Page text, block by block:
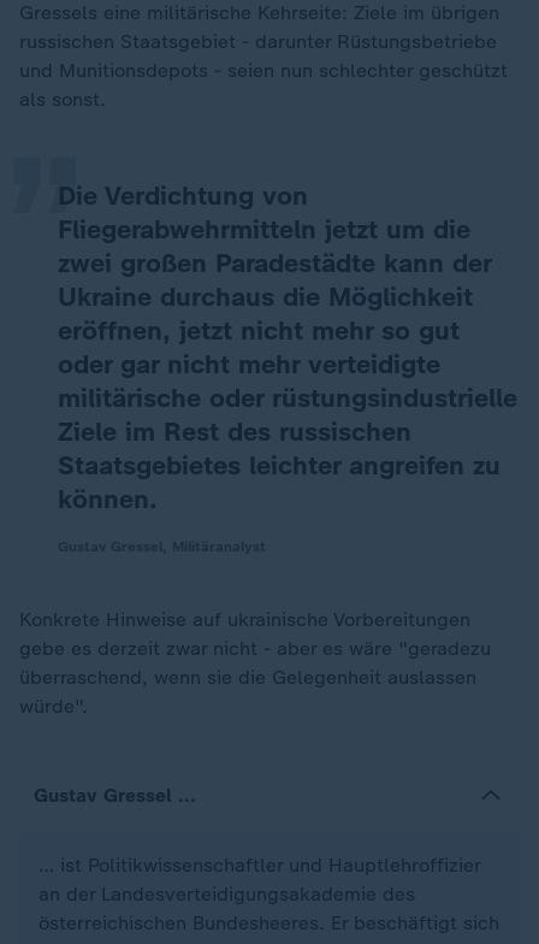
Gressels eine militärische Kehrseite: Ziele im übrigen
russischen Staatsgebiet - darunter Rüstungsbetriebe
und Munitionsdepots - seien nun schlechter geschützt
als sonst.
Die Verdichtung von
Fliegerabwehrmitteln jetzt um die
zwei großen Paradestädte kann der
Ukraine durchaus die Möglichkeit
eröffnen, jetzt nicht mehr so gut
oder gar nicht mehr verteidigte
militärische oder rüstungsindustrielle
Ziele im Rest des russischen
Staatsgebietes leichter angreifen zu
können.
„
Konkrete Hinweise auf ukrainische Vorbereitungen
gebe es derzeit zwar nicht - aber es wäre "geradezu
überraschend, wenn sie die Gelegenheit auslassen
würde".
Gustav Gressel ...
… ist Politikwissenschaftler und Hauptlehroffizier
an der Landesverteidigungsakademie des
österreichischen Bundesheeres. Er beschäftigt sich